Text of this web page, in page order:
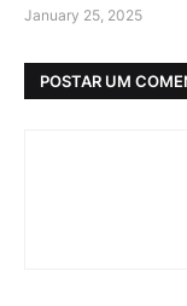
January 25, 2025
POSTAR UM